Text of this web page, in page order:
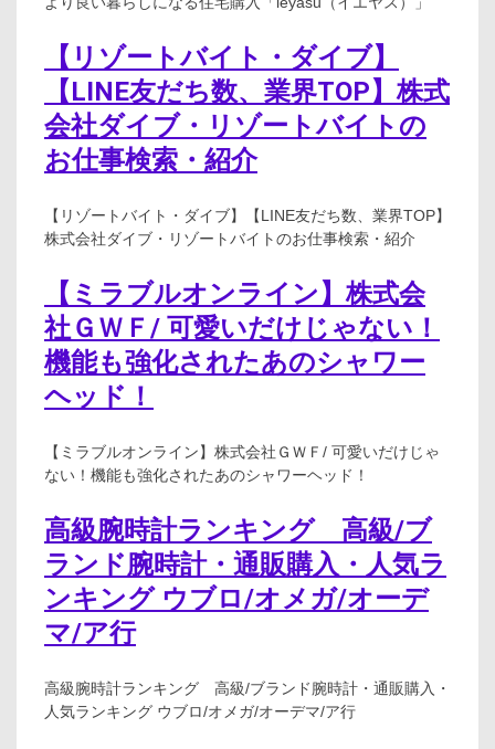
【リゾートバイト・ダイブ】
【LINE友だち数、業界TOP】株式
会社ダイブ・リゾートバイトの
お仕事検索・紹介
【リゾートバイト・ダイブ】【LINE友だち数、業界TOP】
株式会社ダイブ・リゾートバイトのお仕事検索・紹介
【ミラブルオンライン】株式会
社ＧＷＦ/ 可愛いだけじゃない！
機能も強化されたあのシャワー
ヘッド！
【ミラブルオンライン】株式会社ＧＷＦ/ 可愛いだけじゃ
ない！機能も強化されたあのシャワーヘッド！
高級腕時計ランキング 高級/ブ
ランド腕時計・通販購入・人気ラ
ンキング ウブロ/オメガ/オーデ
マ/ア行
高級腕時計ランキング 高級/ブランド腕時計・通販購入・
人気ランキング ウブロ/オメガ/オーデマ/ア行